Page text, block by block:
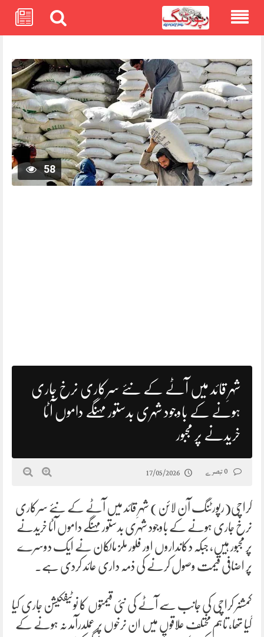
58
شہرِ قائد میں آٹے کے نئے سرکاری نرخ جاری
ہونے کے باوجود شہری بدستور مہنگے داموں آٹا
خریدنے پر مجبور
17/05/2026
کراچی(رپورٹنگ آن لائن) شہرِ قائد میں آٹے کے نئے سرکاری
نرخ جاری ہونے کے باوجود شہری بدستور مہنگے داموں آٹا خریدنے
پر مجبور ہیں، جبکہ دکانداروں اور فلور ملز مالکان نے ایک دوسرے
پر اضافی قیمت وصول کرنے کی ذمہ داری عائد کردی ہے۔
کمشنر کراچی کی جانب سے آٹے کی نئی قیمتوں کا نوٹیفکیشن جاری کیا
گیا تھا، تاہم مختلف علاقوں میں ان نرخوں پر عملدرآمد نہ ہونے کے